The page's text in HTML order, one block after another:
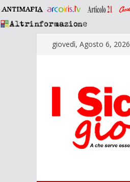
Saltagiovedì, Agosto 6, 2026